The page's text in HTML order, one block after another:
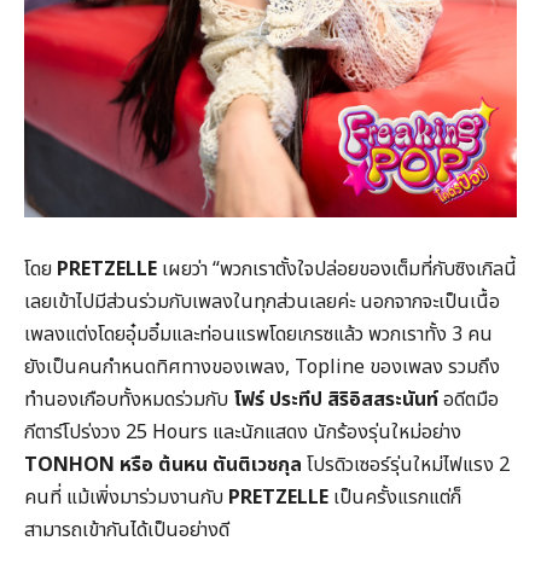
โดย PRETZELLE เผยว่า “พวกเราตั้งใจปล่อยของเต็มที่กับซิงเกิลนี้
เลยเข้าไปมีส่วนร่วมกับเพลงในทุกส่วนเลยค่ะ นอกจากจะเป็นเนื้อ
เพลงแต่งโดยอุ๋มอิ๋มและท่อนแรพโดยเกรซแล้ว พวกเราทั้ง 3 คน
ยังเป็นคนกำหนดทิศทางของเพลง, Topline ของเพลง รวมถึง
ทำนองเกือบทั้งหมดร่วมกับ โฟร์ ประทีป สิริอิสสระนันท์อดีตมือ
กีตาร์โปร่งวง 25 Hours และนักแสดง นักร้องรุ่นใหม่อย่าง
TONHON หรือ ต้นหน ตันติเวชกุล โปรดิวเซอร์รุ่นใหม่ไฟแรง 2
คนที่ แม้เพิ่งมาร่วมงานกับ PRETZELLE เป็นครั้งแรกแต่ก็
สามารถเข้ากันได้เป็นอย่างดี